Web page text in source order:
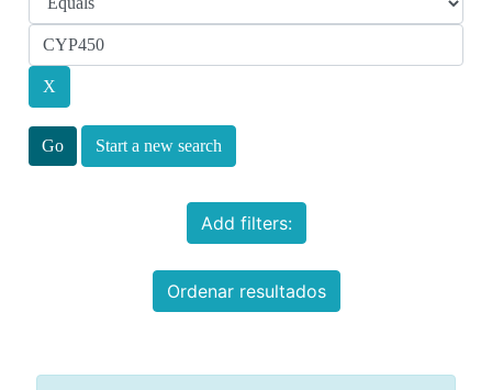
Start a new search
Add filters:
Ordenar resultados